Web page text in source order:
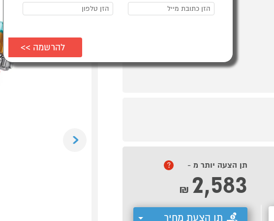
תן הצעה יותר מ - ?
2,583
₪
תן הצעת מחיר